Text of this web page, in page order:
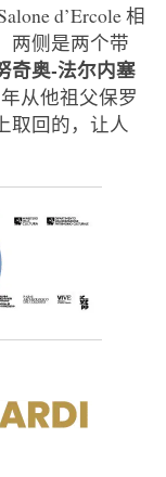
d’Ercole 相
两侧是两个带
奇奥-法尔内塞
从他祖父保罗
取回的，让人